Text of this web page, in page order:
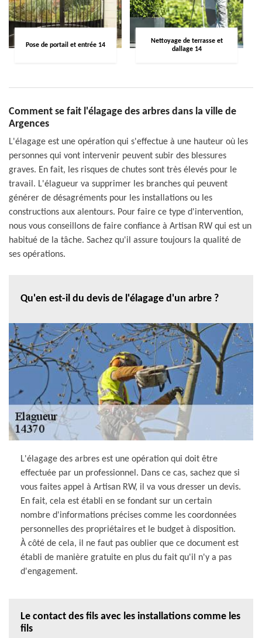
Pose de portail et entrée 14
Nettoyage de terrasse et
dallage 14
Comment se fait l'élagage des arbres dans la ville de
Argences
L'élagage est une opération qui s'effectue à une hauteur où les
personnes qui vont intervenir peuvent subir des blessures
graves. En fait, les risques de chutes sont très élevés pour le
travail. L'élagueur va supprimer les branches qui peuvent
générer de désagréments pour les installations ou les
constructions aux alentours. Pour faire ce type d'intervention,
nous vous conseillons de faire confiance à Artisan RW qui est un
habitué de la tâche. Sachez qu'il assure toujours la qualité de
ses opérations.
Qu'en est-il du devis de l'élagage d'un arbre ?
L'élagage des arbres est une opération qui doit être
effectuée par un professionnel. Dans ce cas, sachez que si
vous faites appel à Artisan RW, il va vous dresser un devis.
En fait, cela est établi en se fondant sur un certain
nombre d'informations précises comme les coordonnées
personnelles des propriétaires et le budget à disposition.
À côté de cela, il ne faut pas oublier que ce document est
établi de manière gratuite en plus du fait qu'il n'y a pas
d'engagement.
Le contact des fils avec les installations comme les
fils